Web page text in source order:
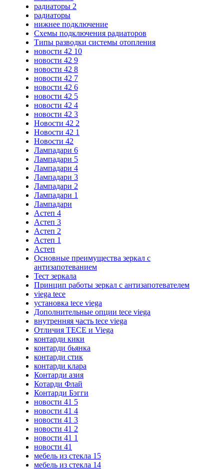
радиаторы 2
радиаторы
нижнее подключение
Схемы подключения радиаторов
Типы разводки системы отопления
новости 42 10
новости 42 9
новости 42 8
новости 42 7
новости 42 6
новости 42 5
новости 42 4
новости 42 3
Новости 42 2
Новости 42 1
Новости 42
Лампадари 6
Лампадари 5
Лампадари 4
Лампадари 3
Лампадари 2
Лампадари 1
Лампадари
Астеп 4
Астеп 3
Астеп 2
Астеп 1
Астеп
Основные преимущества зеркал с
антизапотеванием
Тест зеркала
Принцип работы зеркал с антизапотевателем
viega tece
установка tece viega
Дополнительные опции tece viega
внутренняя часть tece viega
Отличия TECE и Viega
контарди кики
контарди бьянка
контарди стик
контарди клара
Контарди азия
Котарди Флай
Контарди Бэгги
новости 41 5
новости 41 4
новости 41 3
новости 41 2
новости 41 1
новости 41
мебель из стекла 15
мебель из стекла 14